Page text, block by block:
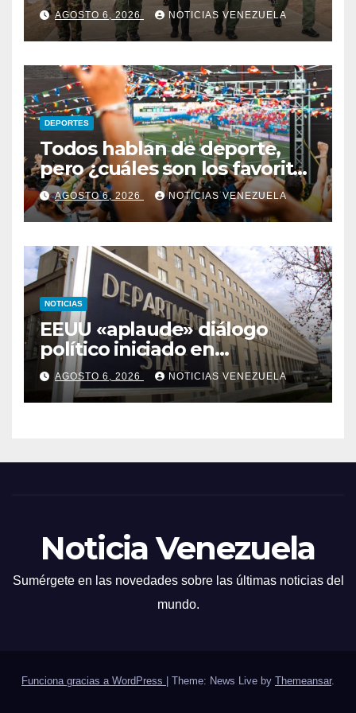
AGOSTO 6, 2026 NOTICIAS VENEZUELA
DEPORTES
Todos hablan de deporte,
pero ¿cuáles son los favoritos
para los venezolanos cuando
de apuestas se trata?
AGOSTO 6, 2026 NOTICIAS VENEZUELA
NOTICIAS
EEUU «aplaude» diálogo
político iniciado en
Venezuela
AGOSTO 6, 2026 NOTICIAS VENEZUELA
Noticia Venezuela
Sumérgete en las novedades sobre las últimas noticias del
mundo.
Funciona gracias a WordPress Theme: News Live by Themeansar.